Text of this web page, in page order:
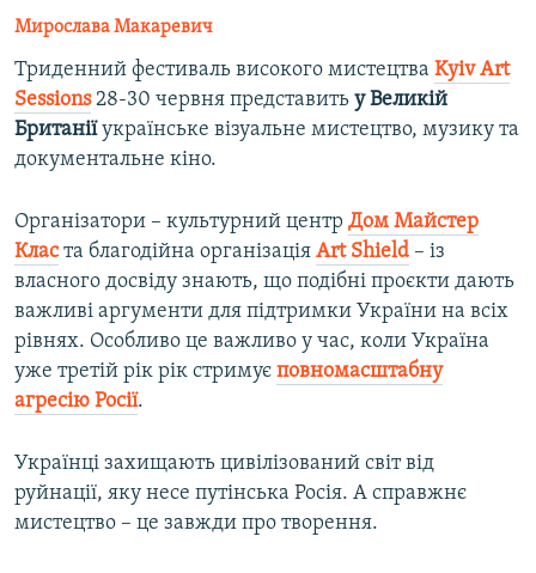
Усі сайти RFE/RL
Мирослава Макаревич
Триденний фестиваль високого мистецтва Kyiv Art
Sessions 28-30 червня представить у Великій
Британіїукраїнське візуальне мистецтво, музику та
документальне кіно.
Організатори – культурний центр Дом Майстер
Класта благодійна організація Art Shield – із
власного досвіду знають, що подібні проєкти дають
важливі аргументи для підтримки України на всіх
рівнях. Особливо це важливо у час, коли Україна
уже третій рік рік стримує повномасштабну
агресію Росії.
Українці захищають цивілізований світ від
руйнації, яку несе путінська Росія. А справжнє
мистецтво – це завжди про творення.